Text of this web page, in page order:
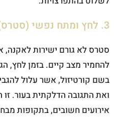
3. לחץ ומתח נפשי (סטרס)
סטרס לא גורם ישירות לאקנה,
להחמיר מצב קיים. בזמן לחץ,
בשם קורטיזול, אשר עלול
ואת התגובה הדלקתית בעור.
אירועים חשובים, בתקופות